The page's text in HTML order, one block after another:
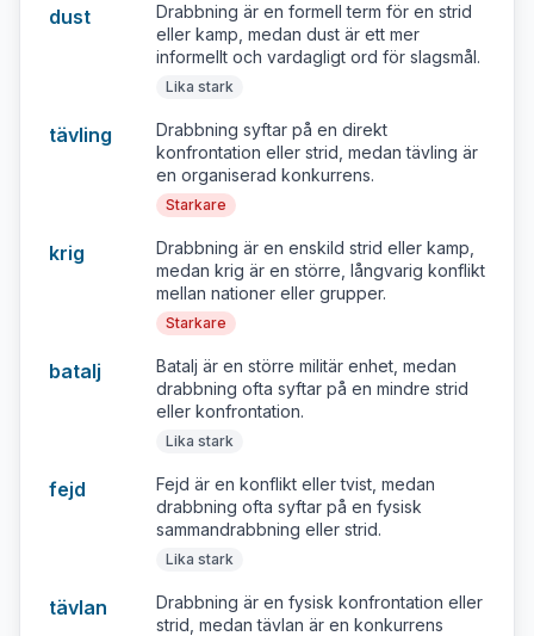
dust
Drabbning är en formell term för en strid
eller kamp, medan dust är ett mer
informellt och vardagligt ord för slagsmål.
Lika stark
tävling
Drabbning syftar på en direkt
konfrontation eller strid, medan tävling är
en organiserad konkurrens.
Starkare
krig
Drabbning är en enskild strid eller kamp,
medan krig är en större, långvarig konflikt
mellan nationer eller grupper.
Starkare
batalj
Batalj är en större militär enhet, medan
drabbning ofta syftar på en mindre strid
eller konfrontation.
Lika stark
fejd
Fejd är en konflikt eller tvist, medan
drabbning ofta syftar på en fysisk
sammandrabbning eller strid.
Lika stark
tävlan
Drabbning är en fysisk konfrontation eller
strid, medan tävlan är en konkurrens